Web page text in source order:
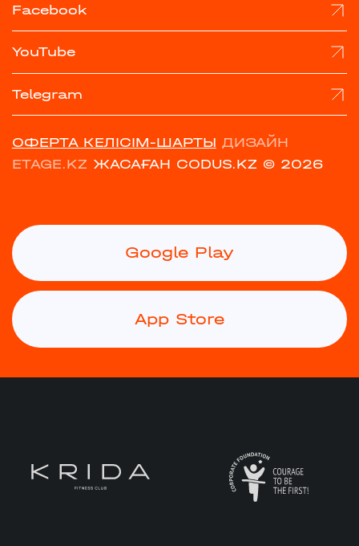
Facebook
YouTube
Telegram
ОФЕРТА КЕЛІСІМ-ШАРТЫ ДИЗАЙН
ETAGE.KZ ЖАСАҒАН CODUS.KZ © 2026
Google Play
App Store